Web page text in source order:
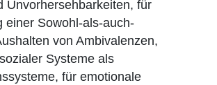
Unvorhersehbarkeiten, für
einer Sowohl-als-auch-
von Ambivalenzen,
Systeme als
für emotionale